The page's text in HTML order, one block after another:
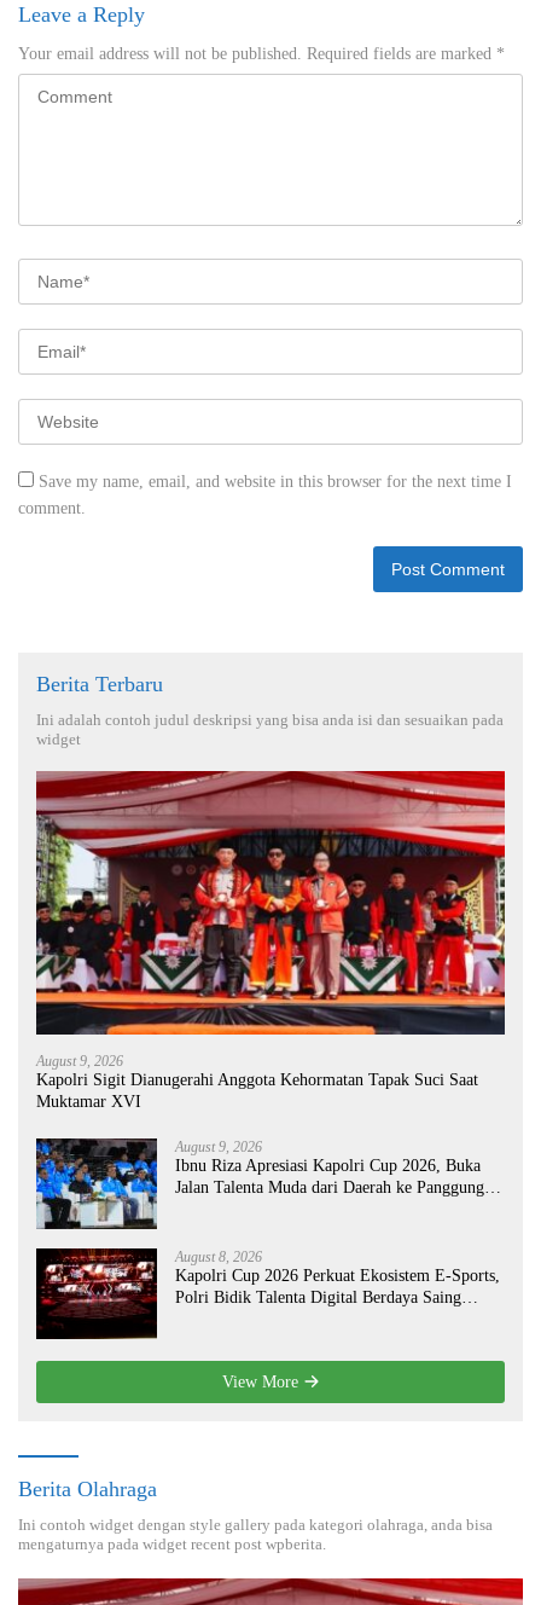
Leave a Reply
Your email address will not be published. Required fields are marked *
Save my name, email, and website in this browser for the next time I
comment.
Berita Terbaru
Ini adalah contoh judul deskripsi yang bisa anda isi dan sesuaikan pada
widget
August 9, 2026
Kapolri Sigit Dianugerahi Anggota Kehormatan Tapak Suci Saat
Muktamar XVI
August 9, 2026
Ibnu Riza Apresiasi Kapolri Cup 2026, Buka
Jalan Talenta Muda dari Daerah ke Panggung
August 8, 2026
Kapolri Cup 2026 Perkuat Ekosistem E-Sports,
Polri Bidik Talenta Digital Berdaya Saing
View More
Berita Olahraga
Ini contoh widget dengan style gallery pada kategori olahraga, anda bisa
mengaturnya pada widget recent post wpberita.